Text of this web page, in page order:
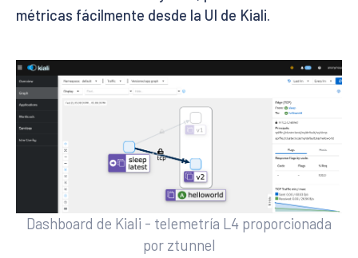
métricas fácilmente desde la UI de Kiali.
Dashboard de Kiali - telemetría L4 proporcionada
por ztunnel